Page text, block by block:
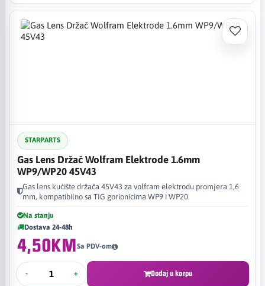
STARPARTS
Gas Lens Držač Wolfram Elektrode 1.6mm
WP9/WP20 45V43
Gas lens kućište držača 45V43 za volfram elektrodu promjera 1,6
mm, kompatibilno sa TIG gorionicima WP9 i WP20.
Na stanju
Dostava 24-48h
4,50KMSa PDV-om
- + Dodaj u korpu